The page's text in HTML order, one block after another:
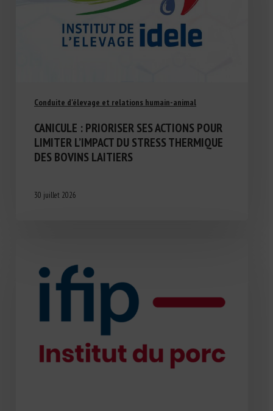
Conduite d'élevage et relations humain-animal
CANICULE : PRIORISER SES ACTIONS POUR
LIMITER L’IMPACT DU STRESS THERMIQUE
DES BOVINS LAITIERS
30 juillet 2026